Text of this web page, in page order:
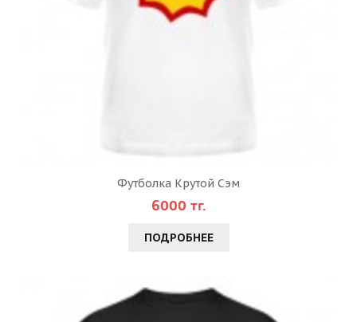
Футболка Крутой Сэм
6000 тг.
ПОДРОБНЕЕ